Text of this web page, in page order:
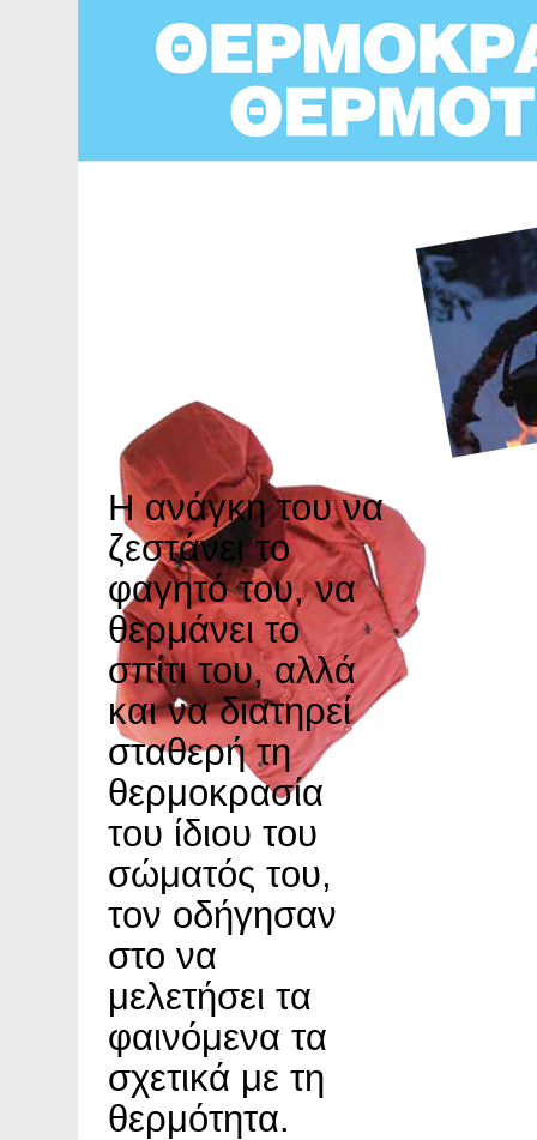
Η ανάγκη του να
ζεστάνει το
φαγητό του, να
θερμάνει το
σπίτι του, αλλά
και να διατηρεί
σταθερή τη
θερμοκρασία
του ίδιου του
σώματός του,
τον οδήγησαν
στο να
μελετήσει τα
φαινόμενα τα
σχετικά με τη
θερμότητα.